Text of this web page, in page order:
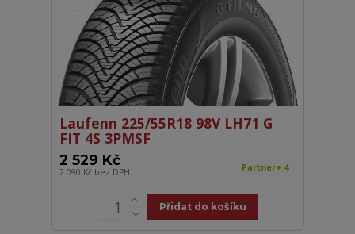
Laufenn 225/55R18 98V LH71 G
FIT 4S 3PMSF
2 529 Kč
2 090 Kč bez DPH Partner+ 4
Přidat do košíku